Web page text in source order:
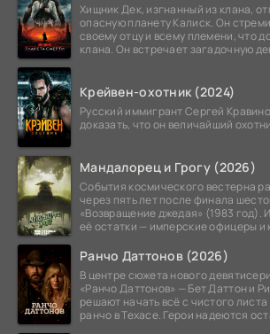
Хищник Дек, изгнанный из клана,
опасную планету Калиск. Он
своему отцу и всему племени, что
клана. Он встречает загадочную
Крейвен-охотник (2024)
Русский иммигрант Сергей
доказать, что он величайший
Мандалорец и Грогу (2026)
События космического вестерна
через пять лет после финала
«Возвращение джедая» (1983 год).
её остатки — имперские офицеры и
Ранчо Даттонов (2026)
В центре сюжета нового
«Ранчо Даттонов» — Бет Даттон и
решают начать всё с чистого
ранчо в Техасе. Герои надеются